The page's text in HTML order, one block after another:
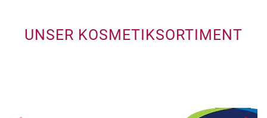
UNSER KOSMETIKSORTIMENT